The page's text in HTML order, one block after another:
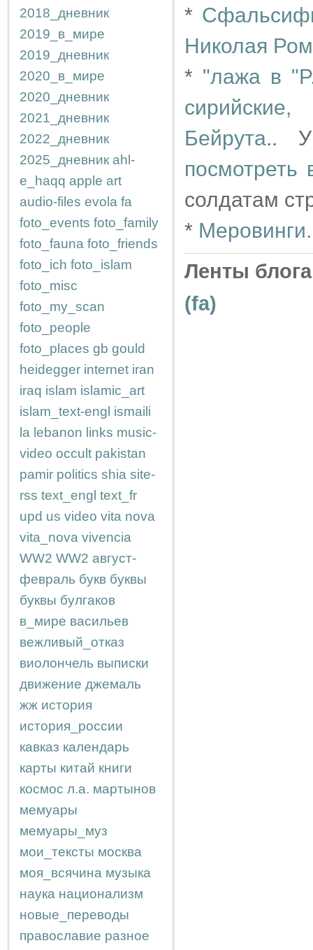
2018_дневник
2019_в_мире
2019_дневник
2020_в_мире
2020_дневник
2021_дневник
2022_дневник
2025_дневник ahl-
e_haqq apple art
audio-files evola fa
foto_events foto_family
foto_fauna foto_friends
foto_ich foto_islam
foto_misc
foto_my_scan
foto_people
foto_places gb gould
heidegger internet iran
iraq islam islamic_art
islam_text-engl ismaili
la lebanon links music-
video occult pakistan
pamir politics shia site-
rss text_engl text_fr
upd us video vita nova
vita_nova vivencia
WW2 WW2 август-
февраль букв буквы
буквы булгаков
в_мире васильев
вежливый_отказ
виолончель выписки
движение джемаль
жж история
история_россии
кавказ календарь
карты китай книги
космос л.а. мартынов
мемуары
мемуары_муз
мои_тексты москва
моя_всячина музыка
наука национализм
новые_переводы
православие разное
*
Николая
* "лажа в
Бейрута.. У
посмотреть
солдатам
*
Ленты
(fa)